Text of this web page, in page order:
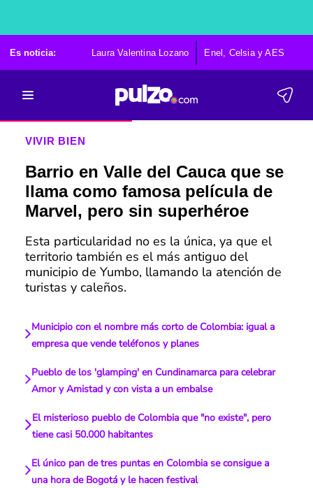
Es noticia: Laura Valentina Lozano Enel, Celsia y AES
VIVIR BIEN
Barrio en Valle del Cauca que se
llama como famosa película de
Marvel, pero sin superhéroe
Esta particularidad no es la única, ya que el
territorio también es el más antiguo del
municipio de Yumbo, llamando la atención de
turistas y caleños.
Municipio con el nombre más corto de Colombia: igual a
empresa que vende teléfonos y planes
Pueblo de los 'glamping' en Cundinamarca para celebrar
Amor y Amistad y con vista a un embalse
El misterioso pueblo de Colombia que "no existe", pero
tiene casi 50.000 habitantes
El único pan de tres puntas en Colombia se consigue a
una hora de Bogotá y le hacen festival